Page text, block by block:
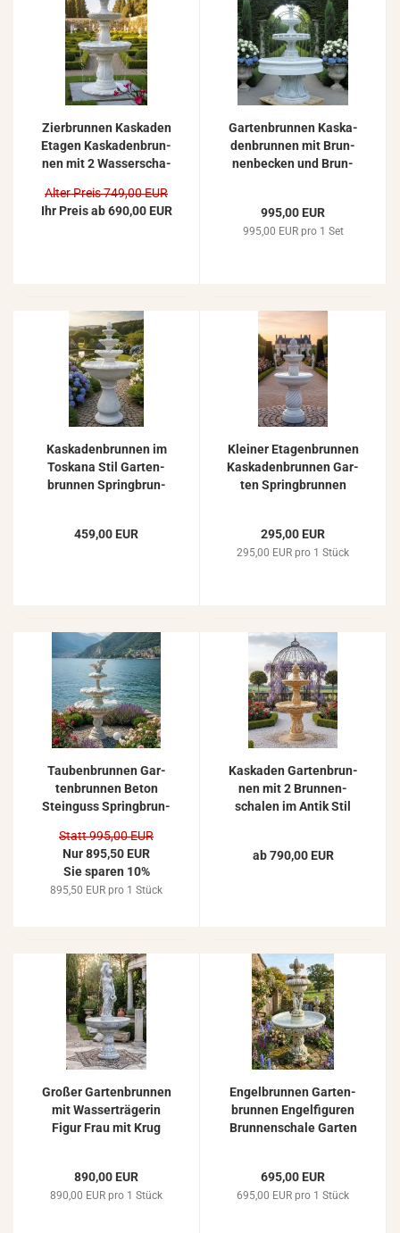
Zier­brun­nen Kas­ka­den
Eta­gen Kas­ka­den­brun­
nen mit 2 Was­ser­scha­
162cm
Alter Preis 749,00 EUR
Ihr Preis ab 690,00 EUR
Gar­ten­brun­nen Kas­ka­
den­brun­nen mit Brun­
nen­be­cken und Brun­
995,00 EUR
995,00 EUR pro 1 Set
Kas­ka­den­brun­nen im
Tos­ka­na Stil Gar­ten­
brun­nen Spring­brun­
459,00 EUR
Klei­ner Eta­gen­brun­nen
Kas­ka­den­brun­nen Gar­
ten Spring­brun­nen
295,00 EUR
295,00 EUR pro 1 Stück
Tau­ben­brun­nen Gar­
ten­brun­nen Beton
Stein­guss Spring­brun­
Kas­ka­den­brun­nen
195cm
Statt 995,00 EUR
Nur 895,50 EUR
Sie sparen 10%
895,50 EUR pro 1 Stück
Kas­ka­den Gar­ten­brun­
nen mit 2 Brun­nen­
scha­len im Antik Stil
ab 790,00 EUR
Gro­ßer Gar­ten­brun­nen
mit Was­ser­trä­ge­rin
Figur Frau mit Krug
890,00 EUR
890,00 EUR pro 1 Stück
En­gel­brun­nen Gar­ten­
brun­nen En­gel­fi­gu­ren
Brun­nen­scha­le Gar­ten
695,00 EUR
695,00 EUR pro 1 Stück